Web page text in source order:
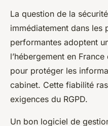
La question de la
immédiatement dans les
performantes adoptent
l’hébergement en
pour protéger les
cabinet. Cette fiabilité
exigences du RGPD.
Un bon logiciel de